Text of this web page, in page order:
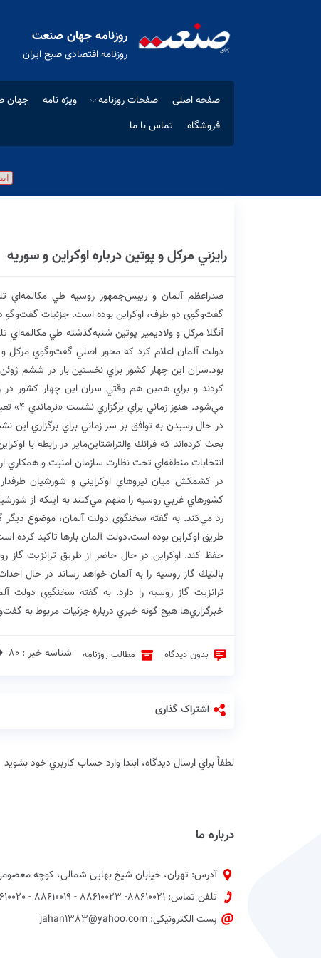
روزنامه جهان صنعت
روزنامه اقتصادی صبح ایران
صفحه اصلی صفحات روزنامه ویژه نامه جهان
فروشگاه
تماس با ما
رايزني مركل و پوتين درباره اوكراين و سوريه
صدراعظم آلمان و رييس‌جمهور روسيه طي مكالمه‌اي
گفت‌وگوي دو طرف، اوكراين بوده است. جزئيات گفت‌وگو
آنگلا مركل و ولاديمير پوتين شنبه‌گذشته طي مكالمه‌اي
دولت آلمان اعلام كرد كه محور اصلي گفت‌وگوي مركل
مي‌شود.
در حال رسيدن به توافق بر سر زماني براي برگزاري
بحث كرده‌اند كه فرانك والتراشتاين‌ماير در رابطه با
انتخابات منطقه‌اي تحت نظارت سازمان امنيت و همكاري
كشورهاي غربي روسيه را متهم مي‌كنند به اينكه از
رد مي‌كند. به گفته سخنگوي دولت آلمان، موضوع ديگر
طريق اوكراين بوده است.دولت آلمان بارها تاكيد كرده
بالتيك گاز روسيه را به آلمان خواهد رساند در حال
ترانزيت گاز روسيه را دارد. به گفته سخنگوي دولت
خبرگزاري‌ها هيچ گونه خبري درباره جزئيات مربوط به
بدون دیدگاه مطالب روزنامه شناسه خبر : 80 ♦
اشتراک گذاری
لطفاً براي ارسال دیدگاه، ابتدا وارد حساب كاربري خود بشويد
درباره ما
آدرس: تهران، خیابان شیخ بهایی شمالی، کوچه
تلفن تماس: 88610021- 88610023 - 88610019 - 88610020 پیش شماره 021
پست الکترونیکی: jahan1383@yahoo.com